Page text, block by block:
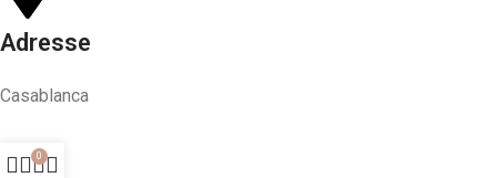
Adresse
Casablanca
0